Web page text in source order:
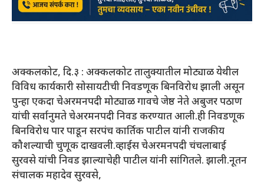
अक्कलकोट, दि.३ : अक्कलकोट तालुक्यातील मोट्याळ येथील
विविध कार्यकारी सोसायटीची निवडणूक बिनविरोध झाली असून
पुन्हा एकदा चेअरमनपदी मोट्याळ गावचे जेष्ठ नेते अबुजर पठाण
यांची सर्वानुमते चेअरमनपदी निवड करण्यात आली.ही निवडणूक
बिनविरोध पार पाडून सरपंच कार्तिक पाटील यांनी राजकीय
कौशल्याची चुणूक दाखवली.व्हाईस चेअरमनपदी चंचलाबाई
सुरवसे यांची निवड झाल्याचेही पाटील यांनी सांगितले. झाली.नूतन
संचालक महादेव सुरवसे,